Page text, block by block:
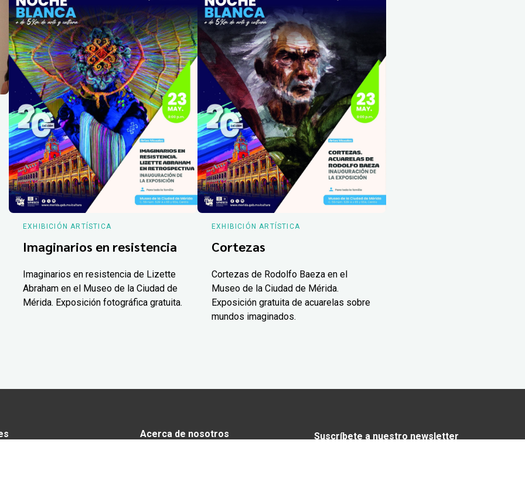
EXHIBICIÓN ARTÍSTICA
Imaginarios en resistencia
Imaginarios en resistencia de Lizette
Abraham en el Museo de la Ciudad de
Mérida. Exposición fotográfica gratuita.
EXHIBICIÓN ARTÍSTICA
Cortezas
Cortezas de Rodolfo Baeza en el
Museo de la Ciudad de Mérida.
Exposición gratuita de acuarelas sobre
mundos imaginados.
Acerca de nosotros
Suscríbete a nuestro newsletter